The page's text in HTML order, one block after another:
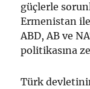
güçlerle
Ermenistan
ABD, AB ve
politikasına
Türk